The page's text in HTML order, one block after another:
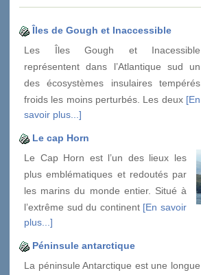
Îles de Gough et Inaccessible
Les Îles Gough et Inacessible
représentent dans l’Atlantique sud un
des écosystèmes insulaires tempérés
froids les moins perturbés. Les deux [En
savoir plus...]
Le cap Horn
Le Cap Horn est l’un des lieux les
plus emblématiques et redoutés par
les marins du monde entier. Situé à
l’extrême sud du continent [En savoir
plus...]
Péninsule antarctique
La péninsule Antarctique est une longue